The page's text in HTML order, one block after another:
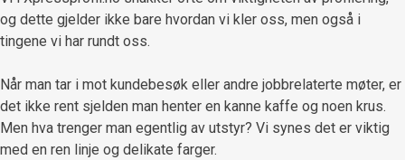
og dette gjelder ikke bare hvordan vi kler oss, men også i
tingene vi har rundt oss.
Når man tar i mot kundebesøk eller andre jobbrelaterte møter, er
det ikke rent sjelden man henter en kanne kaffe og noen krus.
Men hva trenger man egentlig av utstyr? Vi synes det er viktig
med en ren linje og delikate farger.